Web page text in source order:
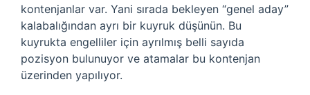
kontenjanlar var. Yani sırada bekleyen “genel aday”
kalabalığından ayrı bir kuyruk düşünün. Bu
kuyrukta engelliler için ayrılmış belli sayıda
pozisyon bulunuyor ve atamalar bu kontenjan
üzerinden yapılıyor.